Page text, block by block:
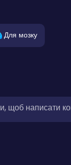
Для мозку
щоб написати